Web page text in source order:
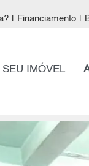
Financiamento
IMÓVEL